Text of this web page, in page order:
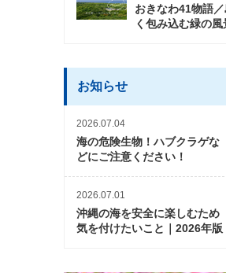
おきなわ41物語
く包み込む緑の
お知らせ
2026.07.04
海の危険生物！ハブクラゲな
どにご注意ください！
2026.07.01
沖縄の海を安全に楽しむため
気を付けたいこと｜2026年版